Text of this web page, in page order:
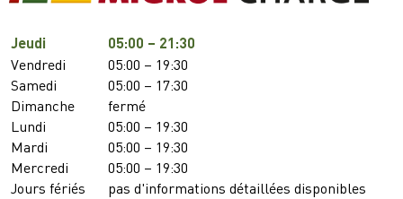
Jeudi 05:00 – 21:30
Vendredi
05:00 – 19:30
Samedi
05:00 – 17:30
Dimanche
fermé
Lundi
05:00 – 19:30
Mardi
05:00 – 19:30
Mercredi
05:00 – 19:30
Jours fériés
pas d'informations détaillées disponibles